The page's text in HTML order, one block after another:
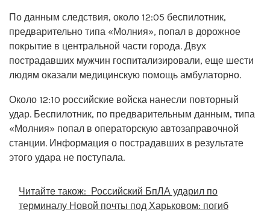
По данным следствия, около 12:05 беспилотник,
предварительно типа «Молния», попал в дорожное
покрытие в центральной части города. Двух
пострадавших мужчин госпитализировали, еще шести
людям оказали медицинскую помощь амбулаторно.
Около 12:10 российские войска нанесли повторный
удар. Беспилотник, по предварительным данным, типа
«Молния» попал в операторскую автозаправочной
станции. Информация о пострадавших в результате
этого удара не поступала.
Читайте також: Российский БпЛА ударил по
терминалу Новой почты под Харьковом: погиб